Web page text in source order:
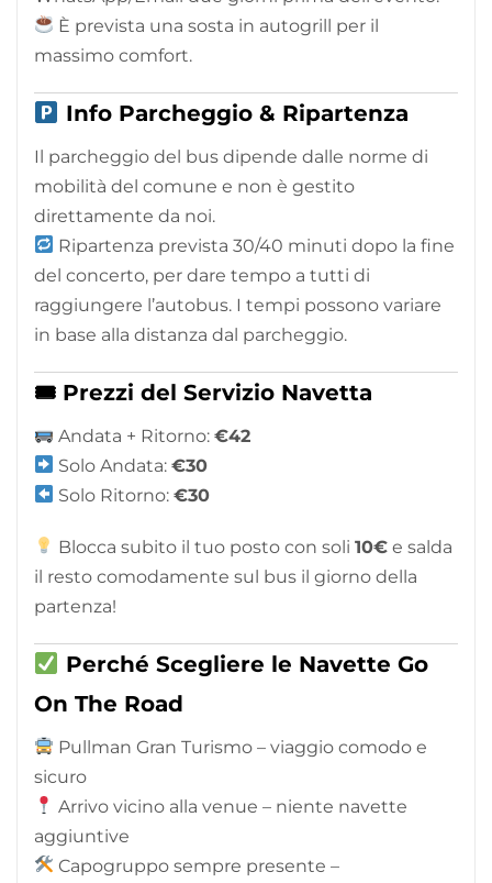
È prevista una sosta in autogrill per il
massimo comfort.
Info Parcheggio & Ripartenza
Il parcheggio del bus dipende dalle norme di
mobilità del comune e non è gestito
direttamente da noi.
Ripartenza prevista 30/40 minuti dopo la fine
del concerto, per dare tempo a tutti di
raggiungere l’autobus. I tempi possono variare
in base alla distanza dal parcheggio.
🎟 Prezzi del Servizio Navetta
Andata + Ritorno:€42
Solo Andata:€30
Solo Ritorno:€30
Blocca subito il tuo posto con soli10€ e salda
il resto comodamente sul bus il giorno della
partenza!
Perché Scegliere le Navette Go
On The Road
Pullman Gran Turismo – viaggio comodo e
sicuro
Arrivo vicino alla venue – niente navette
aggiuntive
Capogruppo sempre presente –